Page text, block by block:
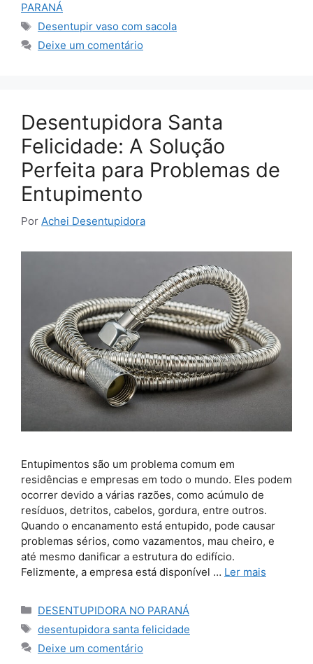
PARANÁ
Tags
Desentupir vaso com sacola
Deixe um comentário
Desentupidora Santa
Felicidade: A Solução
Perfeita para Problemas de
Entupimento
Por Achei Desentupidora
Entupimentos são um problema comum em
residências e empresas em todo o mundo. Eles podem
ocorrer devido a várias razões, como acúmulo de
resíduos, detritos, cabelos, gordura, entre outros.
Quando o encanamento está entupido, pode causar
problemas sérios, como vazamentos, mau cheiro, e
até mesmo danificar a estrutura do edifício.
Felizmente, a empresa está disponível … Ler mais
Categorias
DESENTUPIDORA NO PARANÁ
Tags
desentupidora santa felicidade
Deixe um comentário